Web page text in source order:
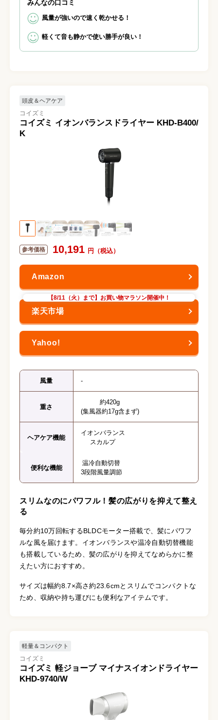
みんなの口コミ
風量が強いので速く乾かせる！
軽くて音も静かで使い勝手が良い！
頭皮＆ヘアケア
コイズミ
コイズミ イオンバランスドライヤー KHD-B400/
K
10,191
【8/11（火）まで】お買い物マラソン開催中！
風量 -
重さ
約420g
(集風器約17g含まず)
ヘアケア機能
イオンバランス
スカルプ
便利な機能
温冷自動切替
3段階風量調節
スリムなのにパワフル！髪の広がりを抑えて整え
る
毎分約10万回転するBLDCモーター搭載で、髪にパワフ
ルな風を届けます。イオンバランスや温冷自動切替機能
も搭載しているため、髪の広がりを抑えてなめらかに整
えたい方におすすめ。
サイズは幅約8.7×高さ約23.6cmとスリムでコンパクトな
ため、収納や持ち運びにも便利なアイテムです。
軽量＆コンパクト
コイズミ
コイズミ 軽ジョーブ マイナスイオンドライヤー
KHD-9740/W